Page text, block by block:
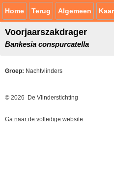
Home Terug Algemeen
Voorjaarszakdrager
Bankesia conspurcatella
Groep: Nachtvlinders
© 2026 De Vlinderstichting
Ga naar de volledige website